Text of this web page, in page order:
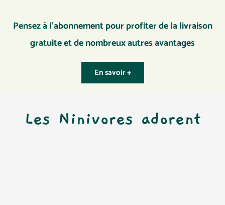
Pensez à l’abonnement pour profiter de la livraison
gratuite et de nombreux autres avantages
En savoir +
Les Ninivores adorent